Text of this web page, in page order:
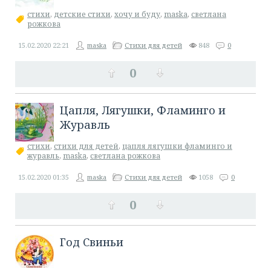
стихи, детские стихи, хочу и буду, maska, светлана
рожкова
0
15.02.2020 22:21 maska Стихи для детей 848 0
Цапля, Лягушки, Фламинго и
Журавль
стихи, стихи для детей, цапля лягушки фламинго и
журавль, maska, светлана рожкова
0
15.02.2020 01:35 maska Стихи для детей 1058 0
Год Свиньи